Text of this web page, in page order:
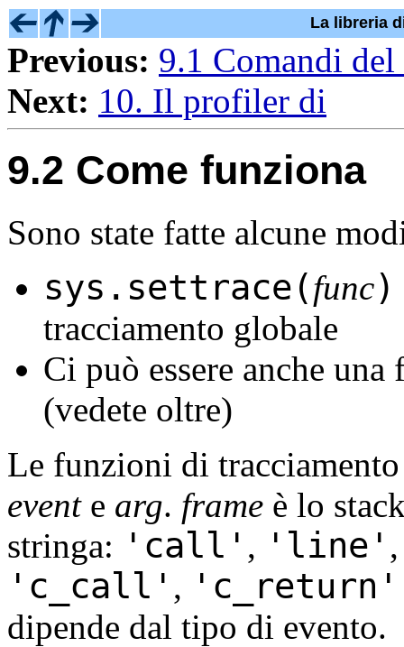
La libreria
Previous: 9.1 Comandi del
Next: 10. Il profiler di
9.2 Come funziona
Sono state fatte alcune
sys.settrace(func)
tracciamento globale
Ci può essere anche
(vedete oltre)
Le funzioni di
evente arg. frame è lo
stringa: 'call' , 'line'
'c_call' , 'c_return'
dipende dal tipo di evento.